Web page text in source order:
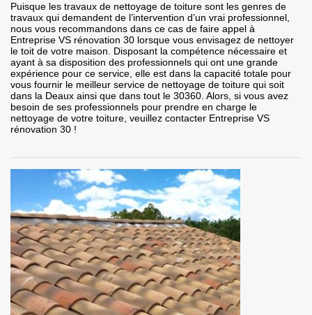
Puisque les travaux de nettoyage de toiture sont les genres de
travaux qui demandent de l’intervention d’un vrai professionnel,
nous vous recommandons dans ce cas de faire appel à
Entreprise VS rénovation 30 lorsque vous envisagez de nettoyer
le toit de votre maison. Disposant la compétence nécessaire et
ayant à sa disposition des professionnels qui ont une grande
expérience pour ce service, elle est dans la capacité totale pour
vous fournir le meilleur service de nettoyage de toiture qui soit
dans la Deaux ainsi que dans tout le 30360. Alors, si vous avez
besoin de ses professionnels pour prendre en charge le
nettoyage de votre toiture, veuillez contacter Entreprise VS
rénovation 30 !